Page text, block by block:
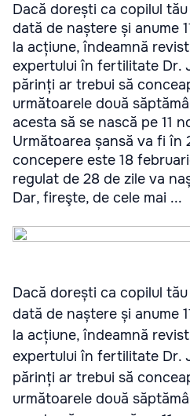
Dacă dorești ca copilul
dată de naștere și anume
la acțiune, îndeamnă
expertului în fertilitate Dr.
părinți ar trebui să
următoarele două
acesta să se nască pe 11
Următoarea șansă va fi în
concepere este 18
regulat de 28 de zile va
Dar, fireşte, de cele mai ...
Dacă dorești ca copilul
dată de naștere și anume
la acțiune, îndeamnă
expertului în fertilitate Dr.
părinți ar trebui să
următoarele două